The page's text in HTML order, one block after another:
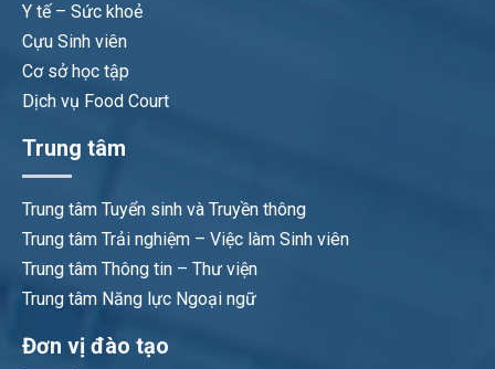
Y tế – Sức khoẻ
Cựu Sinh viên
Cơ sở học tập
Dịch vụ Food Court
Trung tâm
Trung tâm Tuyển sinh và Truyền thông
Trung tâm Trải nghiệm – Việc làm Sinh viên
Trung tâm Thông tin – Thư viện
Trung tâm Năng lực Ngoại ngữ
Đơn vị đào tạo